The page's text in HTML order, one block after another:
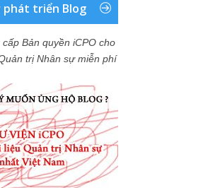
phát triển Blog
Bản quyền iCPO cho
trị Nhân sự miễn phí